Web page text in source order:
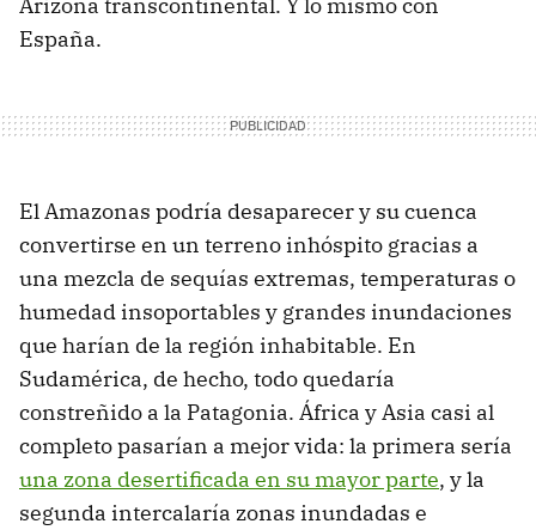
España.
El Amazonas podría desaparecer y su cuenca
convertirse en un terreno inhóspito gracias a
una mezcla de sequías extremas, temperaturas o
humedad insoportables y grandes inundaciones
que harían de la región inhabitable. En
Sudamérica, de hecho, todo quedaría
constreñido a la Patagonia. África y Asia casi al
completo pasarían a mejor vida: la primera sería
una zona desertificada en su mayor parte, y la
segunda intercalaría zonas inundadas e